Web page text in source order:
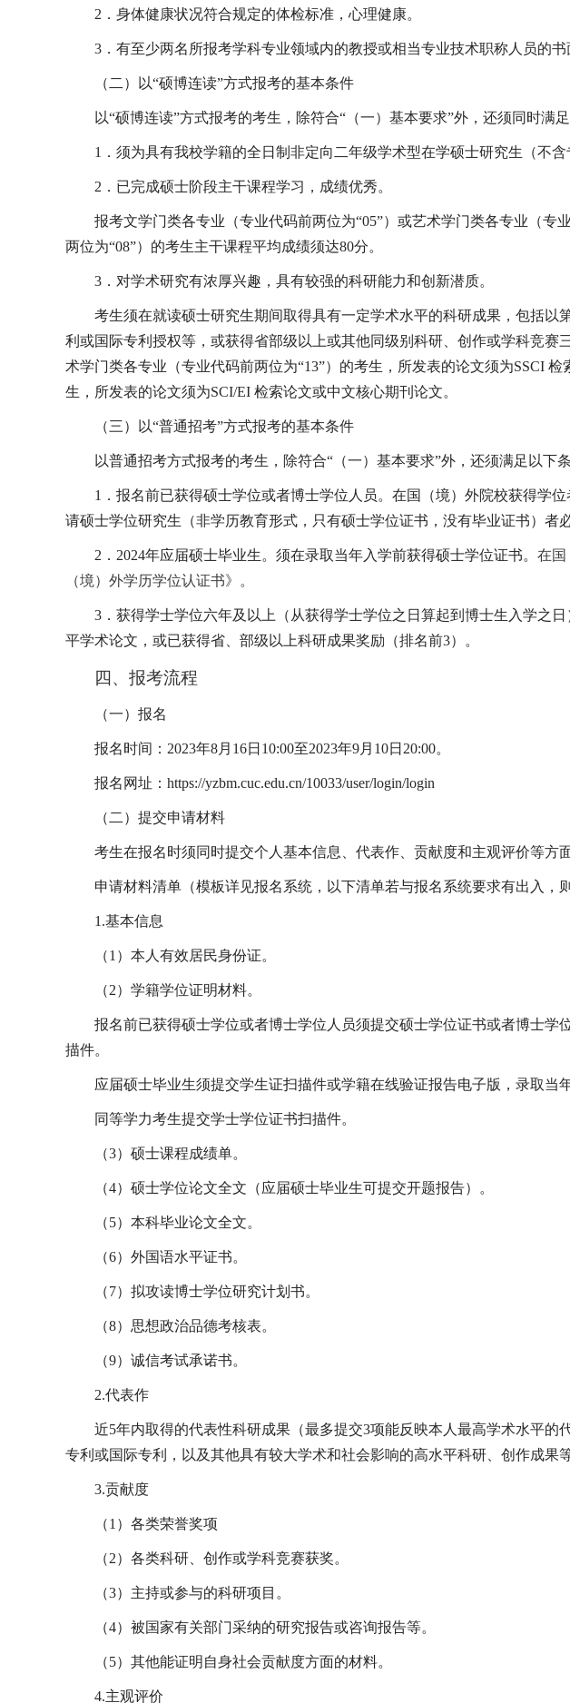
2 ．身体健康状况符合规定的体检标准，心理健康。
3 ．有至少两名所报考学科专业领域内的教授或相当专业技术职称人员的书
（二）以“硕博连读”方式报考的基本条件
以“硕博连读”方式报考的考生，除符合“（一）基本要求”外，还须同时满足
1 ．须为具有我校学籍的全日制非定向二年级学术型在学硕士研究生（不含
2 ．已完成硕士阶段主干课程学习，成绩优秀。
报考文学门类各专业（专业代码前两位为“05”）或艺术学门类各专业（专
两位为“08”）的考生主干课程平均成绩须达80分。
3 ．对学术研究有浓厚兴趣，具有较强的科研能力和创新潜质。
考生须在就读硕士研究生期间取得具有一定学术水平的科研成果，包括
利或国际专利授权等，或获得省部级以上或其他同级别科研、创作或学科竞
术学门类各专业（专业代码前两位为“13”）的考生，所发表的论文须为SSCI 检
生，所发表的论文须为SCI/EI 检索论文或中文核心期刊论文。
（三）以“普通招考”方式报考的基本条件
以普通招考方式报考的考生，除符合“（一）基本要求”外，还须满足以下
1 ．报名前已获得硕士学位或者博士学位人员。在国（境）外院校获得学
请硕士学位研究生（非学历教育形式，只有硕士学位证书，没有毕业证书）者
2 ． 2024年应届硕士毕业生。须在录取当年入学前获得硕士学位证书。 在国
（境）外学历学位认证书》。
3 ．获得学士学位六年及以上（从获得学士学位之日算起到博士生入学之
平学术论文，或已获得省、部级以上科研成果奖励（排名前3）。
四、报考流程
（一）报名
报名时间： 2023年8月 16日 10:00至2023年9月 10日 20:00。
报名网址： https://yzbm.cuc.edu.cn/10033/user/login/login
（二）提交申请材料
考生在报名时须同时提交个人基本信息、代表作、贡献度和主观评价等方
申请材料清单（模板详见报名系统，以下清单若与报名系统要求有出入，
1.基本信息
（1 ）本人有效居民身份证。
（2）学籍学位证明材料。
报名前已获得硕士学位或者博士学位人员须提交硕士学位证书或者博士
描件。
应届硕士毕业生须提交学生证扫描件或学籍在线验证报告电子版，录取当
同等学力考生提交学士学位证书扫描件。
（3）硕士课程成绩单。
（4）硕士学位论文全文（应届硕士毕业生可提交开题报告）。
（5）本科毕业论文全文。
（6）外国语水平证书。
（7）拟攻读博士学位研究计划书。
（8）思想政治品德考核表。
（9）诚信考试承诺书。
2.代表作
近5年内取得的代表性科研成果（最多提交3项能反映本人最高学术水平的
专利或国际专利，以及其他具有较大学术和社会影响的高水平科研、创作成果
3.贡献度
（1 ）各类荣誉奖项
（2）各类科研、创作或学科竞赛获奖。
（3）主持或参与的科研项目。
（4）被国家有关部门采纳的研究报告或咨询报告等。
（5）其他能证明自身社会贡献度方面的材料。
4.主观评价